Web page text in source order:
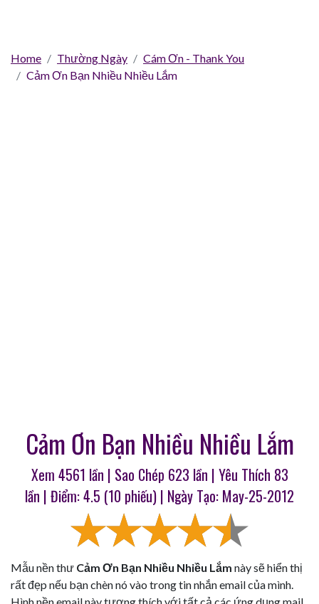
Home Thường Ngày
Cám Ơn - Thank You
Cảm Ơn Bạn Nhiều Nhiều Lắm
Cảm Ơn Bạn Nhiều Nhiều Lắm
Xem 4561 lần | Sao Chép 623 lần | Yêu Thích 83
lần | Điểm:4.5 (10 phiếu) | Ngày Tạo: May-25-2012
Mẫu nền thư Cảm Ơn Bạn Nhiều Nhiều Lắm này sẽ hiển thị
rất đẹp nếu bạn chèn nó vào trong tin nhắn email của mình.